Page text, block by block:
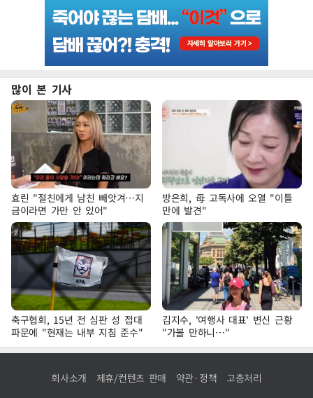
많이 본 기사
효린 "절친에게 남친 빼앗겨…지
금이라면 가만 안 있어"
방은희, 母 고독사에 오열 "이틀
만에 발견"
축구협회, 15년 전 심판 성 접대
파문에 "현재는 내부 지침 준수"
김지수, '여행사 대표' 변신 근황
"가볼 만하니…"
회사소개 제휴/컨텐츠 판매 약관·정책 고충처리